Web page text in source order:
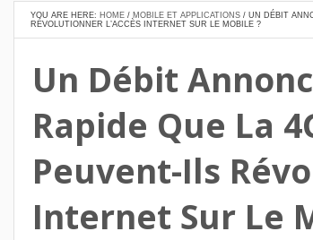
YOU ARE HERE: HOME / MOBILE ET APPLICATIONS / UN DÉBIT
RÉVOLUTIONNER L’ACCÈS INTERNET SUR LE MOBILE ?
Un Débit
Rapide Que La
Peuvent-Ils
Internet Sur Le